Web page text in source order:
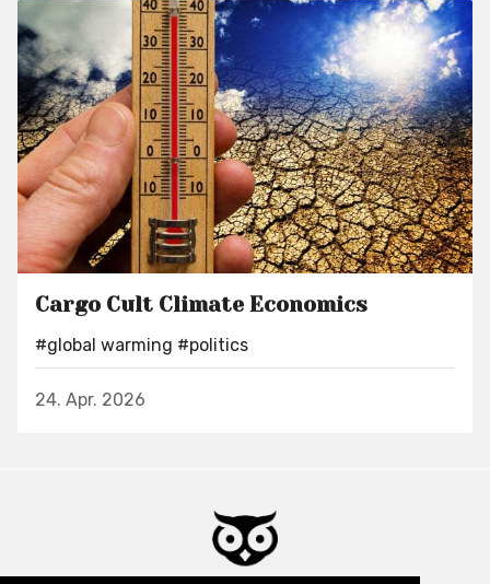
Cargo Cult Climate Economics
#global warming #politics
24. Apr. 2026